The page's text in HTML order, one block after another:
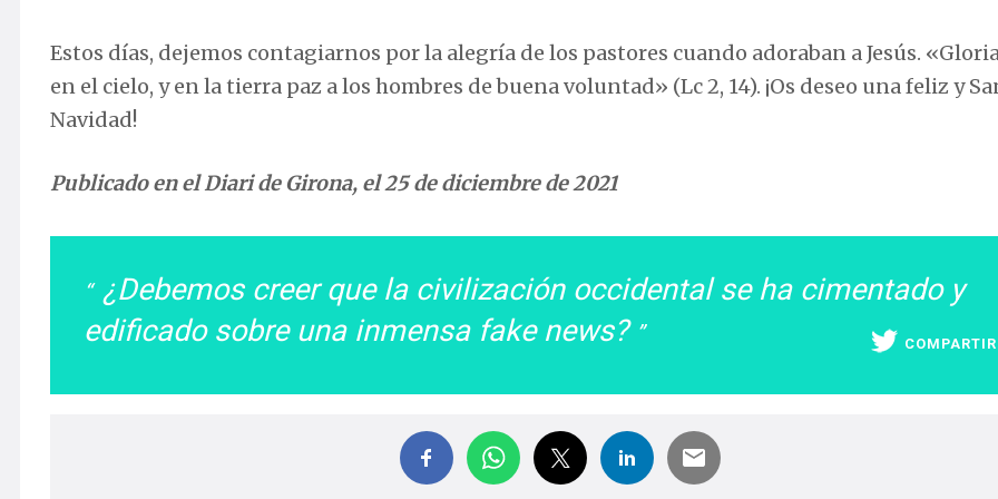
Estos días, dejemos contagiarnos por la alegría de los pastores cuando adoraban a Jesús.
en el cielo, y en la tierra paz a los hombres de buena voluntad» (Lc 2, 14). ¡Os deseo una feliz y
Navidad!
Publicado en el Diari de Girona, el 25 de diciembre de 2021
¿Debemos creer que la civilización occidental se ha cimentado y
edificado sobre una inmensa fake news?